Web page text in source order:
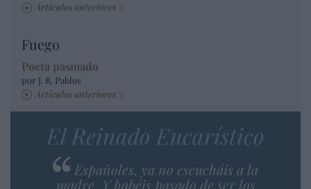
Artículos anteriores
Fuego
Poeta pasmado
por J. R. Pablos
Artículos anteriores
El Reinado Eucarístico
Españoles, ya no escucháis a la
madre. Y habéis pasado de ser los